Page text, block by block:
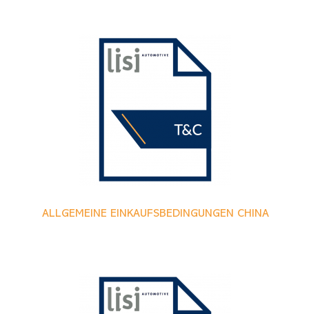
ALLGEMEINE EINKAUFSBEDINGUNGEN CHINA